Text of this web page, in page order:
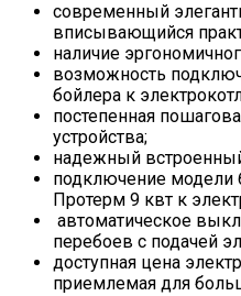
современный
вписывающийся
наличие
возможность
бойлера к
постепенная
устройства;
надежный
подключение модели
Протерм 9 квт к
автоматическое
перебоев с подачей
доступная цена
приемлемая для